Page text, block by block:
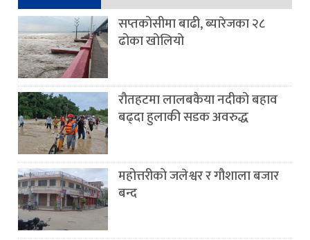
सप्तकोसीमा बाढी, ब्यारेजका २८
ढोका खोलियो
रौतहटमा लालबकैया नदीको बहाव
बढ्दा हुलाकी सडक अवरुद्ध
महोत्तरीको जलेश्वर र गौशाला बजार
बन्द